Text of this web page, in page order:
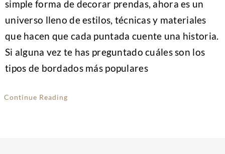
simple forma de decorar prendas, ahora es un
universo lleno de estilos, técnicas y materiales
que hacen que cada puntada cuente una historia.
Si alguna vez te has preguntado cuáles son los
tipos de bordados más populares
Continue Reading